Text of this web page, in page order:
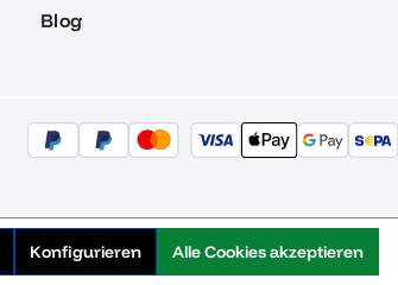
Blog
Konfigurieren Alle Cookies akzeptieren